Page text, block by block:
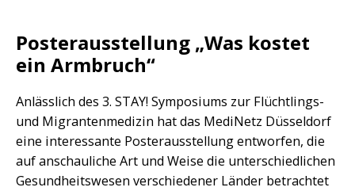
Posterausstellung „Was kostet
ein Armbruch“
Anlässlich des 3. STAY! Symposiums zur Flüchtlings-
und Migrantenmedizin hat das MediNetz Düsseldorf
eine interessante Posterausstellung entworfen, die
auf anschauliche Art und Weise die unterschiedlichen
Gesundheitswesen verschiedener Länder betrachtet